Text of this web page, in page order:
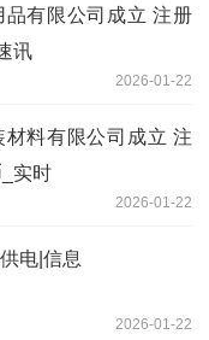
品有限公司成立 注册
讯
2026-01-22
料有限公司成立 注
实时
2026-01-22
电|信息
2026-01-22